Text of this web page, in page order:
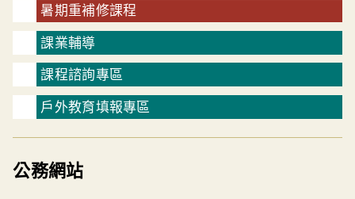
暑期重補修課程
課業輔導
課程諮詢專區
戶外教育填報專區
公務網站